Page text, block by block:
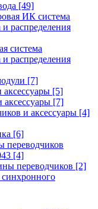
[49]
ИК система
распределения
система
распределения
[7]
[5]
[7]
и аксессуары [4]
[6]
переводчиков
[4]
переводчиков [2]